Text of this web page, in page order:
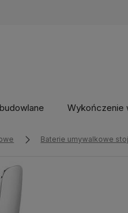
Wykończenie
Baterie umywalkowe